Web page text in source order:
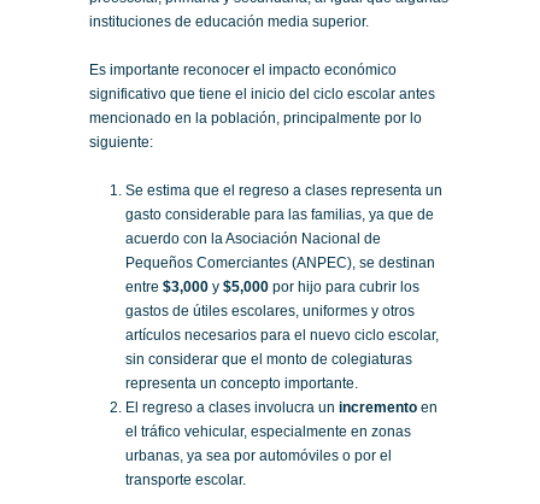
instituciones de educación media superior.
Es importante reconocer el impacto económico
significativo que tiene el inicio del ciclo escolar antes
mencionado en la población, principalmente por lo
siguiente:
Se estima que el regreso a clases representa un
gasto considerable para las familias, ya que de
acuerdo con la Asociación Nacional de
Pequeños Comerciantes (ANPEC), se destinan
entre $3,000 y $5,000 por hijo para cubrir los
gastos de útiles escolares, uniformes y otros
artículos necesarios para el nuevo ciclo escolar,
sin considerar que el monto de colegiaturas
representa un concepto importante.
El regreso a clases involucra un incremento en
el tráfico vehicular, especialmente en zonas
urbanas, ya sea por automóviles o por el
transporte escolar.